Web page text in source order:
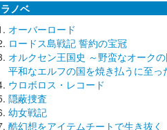
ラノベ
オーバーロード
ロードス島戦記 誓約の宝冠
オルクセン王国史 ～野蛮なオーク
平和なエルフの国を焼き払うに至っ
ウロボロス・レコード
隠蔽捜査
幼女戦記
酷幻想をアイテムチートで生き抜く